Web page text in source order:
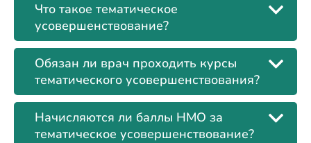
Что такое тематическое
усовершенствование?
Обязан ли врач проходить курсы
тематического усовершенствования?
Начисляются ли баллы НМО за
тематическое усовершенствование?